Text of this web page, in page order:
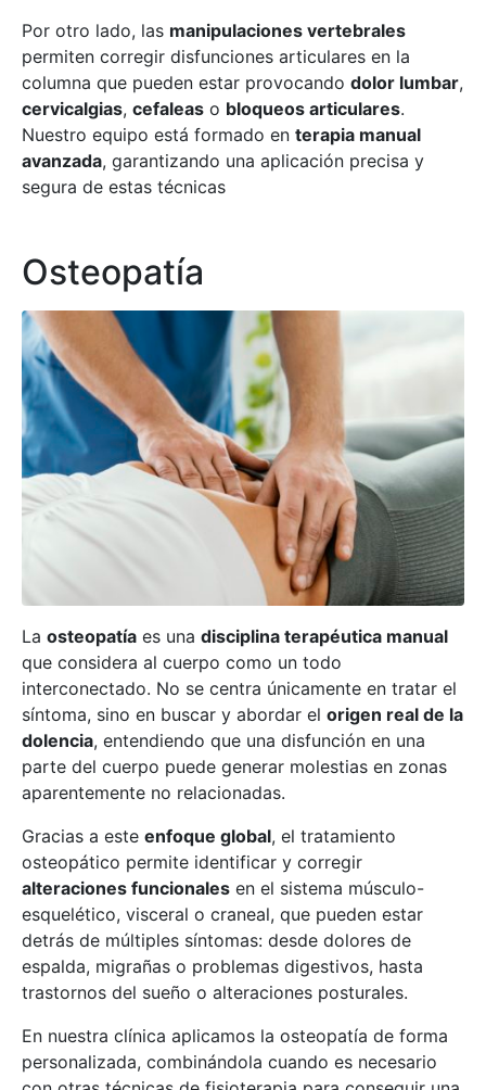
Por otro lado, las manipulaciones vertebrales
permiten corregir disfunciones articulares en la
columna que pueden estar provocando dolor lumbar,
cervicalgias, cefaleas o bloqueos articulares.
Nuestro equipo está formado en terapia manual
avanzada, garantizando una aplicación precisa y
segura de estas técnicas
Osteopatía
La osteopatía es una disciplina terapéutica manual
que considera al cuerpo como un todo
interconectado. No se centra únicamente en tratar el
síntoma, sino en buscar y abordar el origen real de la
dolencia, entendiendo que una disfunción en una
parte del cuerpo puede generar molestias en zonas
aparentemente no relacionadas.
Gracias a este enfoque global, el tratamiento
osteopático permite identificar y corregir
alteraciones funcionales en el sistema músculo-
esquelético, visceral o craneal, que pueden estar
detrás de múltiples síntomas: desde dolores de
espalda, migrañas o problemas digestivos, hasta
trastornos del sueño o alteraciones posturales.
En nuestra clínica aplicamos la osteopatía de forma
personalizada, combinándola cuando es necesario